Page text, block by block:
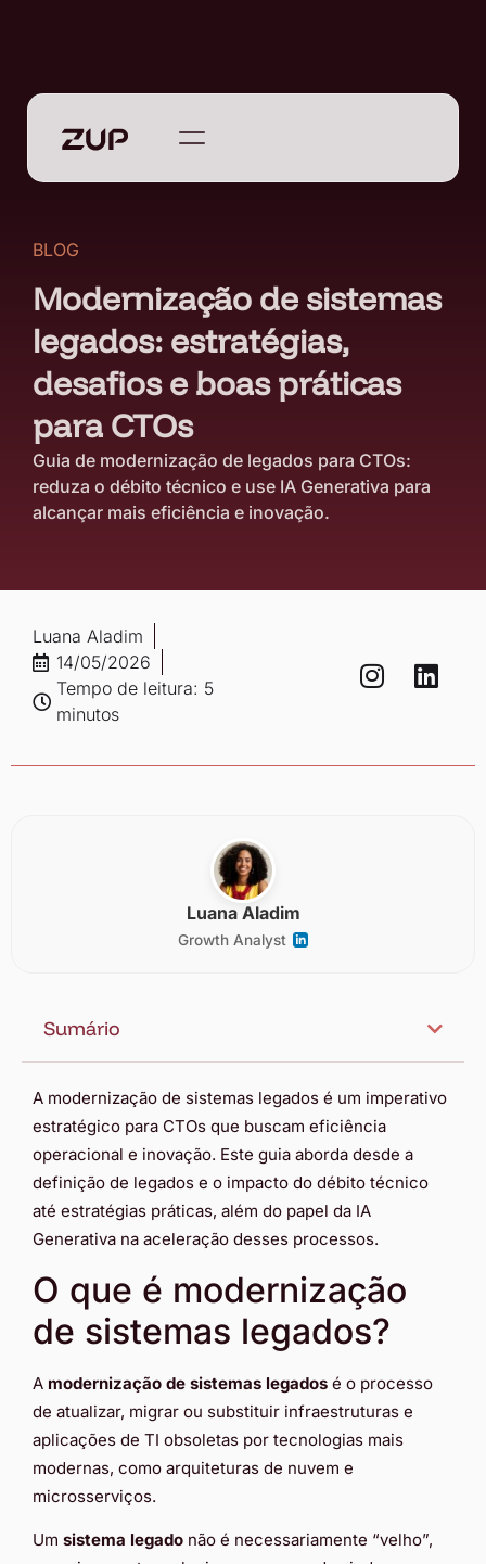
BLOG
Modernização de sistemas
legados: estratégias,
desafios e boas práticas
para CTOs
Guia de modernização de legados para CTOs:
reduza o débito técnico e use IA Generativa para
alcançar mais eficiência e inovação.
Luana Aladim
14/05/2026
Tempo de leitura: 5
minutos
A modernização de sistemas legados é um imperativo
estratégico para CTOs que buscam eficiência
operacional e inovação. Este guia aborda desde a
definição de legados e o impacto do débito técnico
até estratégias práticas, além do papel da IA
Generativa na aceleração desses processos.
O que é modernização
de sistemas legados?
A modernização de sistemas legados é o processo
de atualizar, migrar ou substituir infraestruturas e
aplicações de TI obsoletas por tecnologias mais
modernas, como arquiteturas de nuvem e
microsserviços.
Um sistema legado não é necessariamente “velho”,
Luana Aladim
Growth Analyst
Sumário